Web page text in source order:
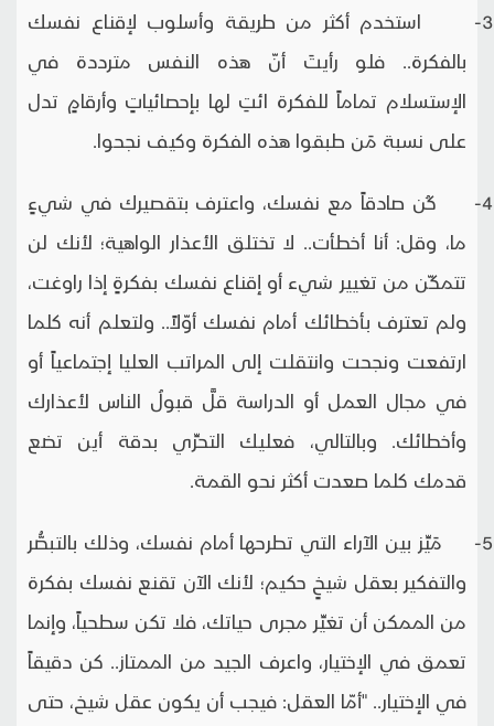
3- استخدم أكثر من طريقة وأسلوب لإقناع نفسك
بالفكرة.. فلو رأيتَ أنّ هذه النفس مترددة في
الإستسلام تماماً للفكرة ائتِ لها بإحصائياتٍ وأرقامٍ تدل
على نسبة مَن طبقوا هذه الفكرة وكيف نجحوا.
4- كُن صادقاً مع نفسك، واعترف بتقصيرك في شيءٍ
ما، وقل: أنا أخطأت.. لا تختلق الأعذار الواهية؛ لأنك لن
تتمكّن من تغيير شيء أو إقناع نفسك بفكرةٍ إذا راوغت،
ولم تعترف بأخطائك أمام نفسك أوّلاً.. ولتعلم أنه كلما
ارتفعت ونجحت وانتقلت إلى المراتب العليا إجتماعياً أو
في مجال العمل أو الدراسة قلَّ قبولُ الناس لأعذارك
وأخطائك. وبالتالي، فعليك التحرِّي بدقة أين تضع
قدمك كلما صعدت أكثر نحو القمة.
5- مَيِّز بين الآراء التي تطرحها أمام نفسك، وذلك بالتبصُّر
والتفكير بعقل شيخٍ حكيم؛ لأنك الآن تقنع نفسك بفكرة
من الممكن أن تغيِّر مجرى حياتك، فلا تكن سطحياً، وإنما
تعمق في الإختيار، واعرف الجيد من الممتاز.. كن دقيقاً
في الإختيار.. "أمّا العقل: فيجب أن يكون عقل شيخ، حتى